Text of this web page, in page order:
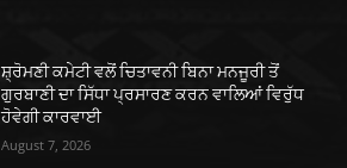
ਸ਼੍ਰੋਮਣੀ ਕਮੇਟੀ ਵਲੋਂ ਚਿਤਾਵਨੀ ਬਿਨਾ ਮਨਜੂਰੀ ਤੋਂ
ਗੁਰਬਾਣੀ ਦਾ ਸਿੱਧਾ ਪ੍ਰਸਾਰਣ ਕਰਨ ਵਾਲਿਆਂ ਵਿਰੁੱਧ
ਹੋਵੇਗੀ ਕਾਰਵਾਈ
August 7, 2026